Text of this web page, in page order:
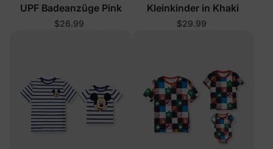
UPF Badeanzüge Pink
$26.99
Kleinkinder in Khaki
$29.99